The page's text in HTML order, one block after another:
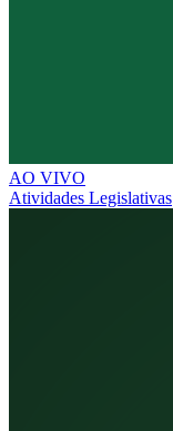
AO VIVO
Atividades Legislativas